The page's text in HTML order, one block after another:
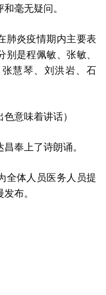
毫无疑问。
肺炎疫情期内主要表
是程佩敏、张敏、
慧琴、刘洪岩、石
意味着讲话）
奉上了诗朗诵。
全体人员医务人员提
布。